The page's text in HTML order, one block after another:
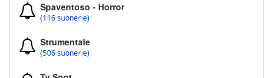
Spaventoso - Horror
(116 suonerie)
Strumentale
(506 suonerie)